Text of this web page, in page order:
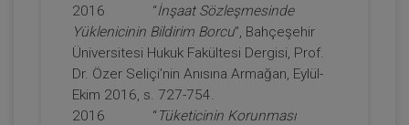
Miras Hukuku - 1 - IV. Medeni Hukuk
Kongresi - IX. Oturum
2016 “İnşaat Sözleşmesinde
Yüklenicinin Bildirim Borcu”, Bahçeşehir
Üniversitesi Hukuk Fakültesi Dergisi, Prof.
Dr. Özer Seliçi’nin Anısına Armağan, Eylül-
Ekim 2016, s. 727-754.
2016 “Tüketicinin Korunması